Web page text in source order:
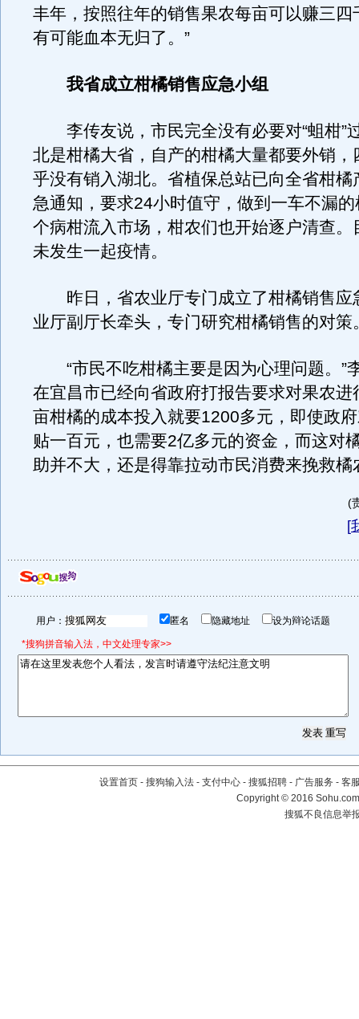
丰年，按照往年的销售果农每亩可以赚三四
有可能血本无归了。”
我省成立柑橘销售应急小组
李传友说，市民完全没有必要对“蛆柑”
北是柑橘大省，自产的柑橘大量都要外销，
乎没有销入湖北。省植保总站已向全省柑橘
急通知，要求24小时值守，做到一车不漏
个病柑流入市场，柑农们也开始逐户清查。
未发生一起疫情。
昨日，省农业厅专门成立了柑橘销售应
业厅副厅长牵头，专门研究柑橘销售的对策
“市民不吃柑橘主要是因为心理问题。”
在宜昌市已经向省政府打报告要求对果农进
亩柑橘的成本投入就要1200多元，即使政
贴一百元，也需要2亿多元的资金，而这对
助并不大，还是得靠拉动市民消费来挽救橘
(
[
用户： 匿名 隐藏地址 设为辩论话题
*搜狗拼音输入法，中文处理专家>>
设置首页 - 搜狗输入法 - 支付中心 - 搜狐招聘 - 广告服务 - 客
Copyright©2016
搜狐不良信息举